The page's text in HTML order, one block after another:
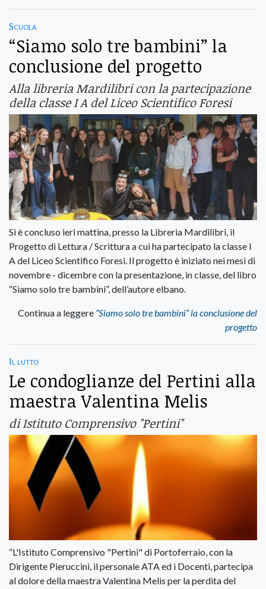
Scuola
“Siamo solo tre bambini” la
conclusione del progetto
Alla libreria Mardilibri con la partecipazione
della classe I A del Liceo Scientifico Foresi
Si è concluso ieri mattina, presso la Libreria Mardilibri, il
Progetto di Lettura / Scrittura a cui ha partecipato la classe I
A del Liceo Scientifico Foresi. Il progetto è iniziato nei mesi di
novembre - dicembre con la presentazione, in classe, del libro
“Siamo solo tre bambini”, dell’autore elbano.
Continua a leggere “Siamo solo tre bambini” la conclusione del
progetto
Il lutto
Le condoglianze del Pertini alla
maestra Valentina Melis
di Istituto Comprensivo "Pertini"
“L'Istituto Comprensivo "Pertini" di Portoferraio, con la
Dirigente Pieruccini, il personale ATA ed i Docenti, partecipa
al dolore della maestra Valentina Melis per la perdita del